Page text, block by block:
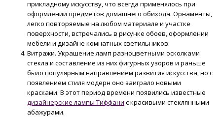
прикладному искусству, что всегда применялось при
оформлении предметов домашнего обихода. Орнаменты,
легко повторяемые на любом материале и участке
поверхности, встречались в рисунке обоев, оформлении
мебели и дизайне комнатных светильников.
Витражи. Украшение ламп разноцветными осколками
стекла и составление из них фигурных узоров и раньше
было популярным направлением развития искусства, но с
появлением стиля модерн оно заиграло новыми
красками. В этот период времени появились известные
дизайнерские лампы Тиффани с красивыми стеклянными
абажурами.